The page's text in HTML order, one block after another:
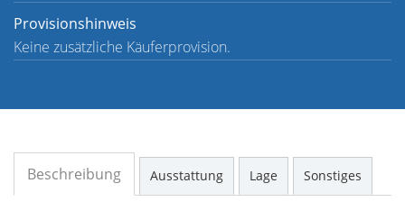
Provisionshinweis
Keine zusätzliche Käuferprovision.
Beschreibung Ausstattung Lage Sonstiges